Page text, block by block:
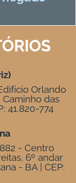
Orlando
Caminho das
41.820-774
- Centro
6º andar
- BA | CEP: